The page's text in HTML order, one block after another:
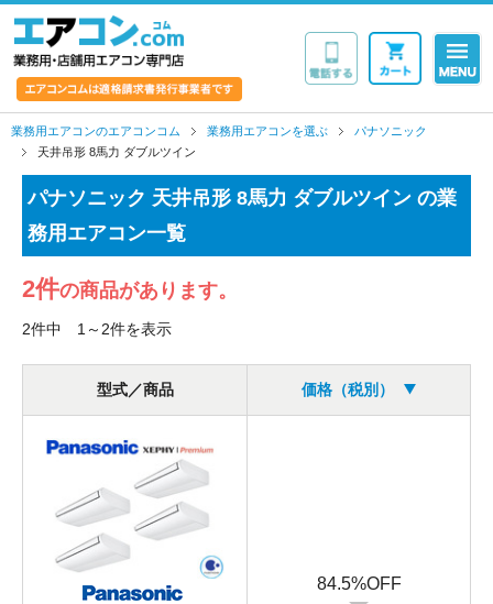
業務用エアコンのエアコンコム 業務用エアコンを選ぶ
パナソニック
天井吊形 8馬力 ダブルツイン
パナソニック 天井吊形 8馬力 ダブルツイン の業
務用エアコン一覧
2件の商品があります。
2件中 1～2件を表示
型式／商品 価格（税別）
84.5%OFF